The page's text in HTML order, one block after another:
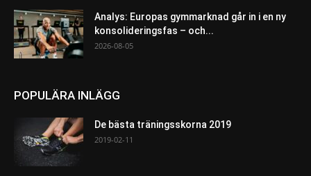
Analys: Europas gymmarknad går in i en ny
konsolideringsfas – och...
2026-08-05
POPULÄRA INLÄGG
De bästa träningsskorna 2019
2019-02-11